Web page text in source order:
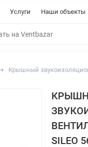
Услуги Наши объекты
Крышный
SILEO